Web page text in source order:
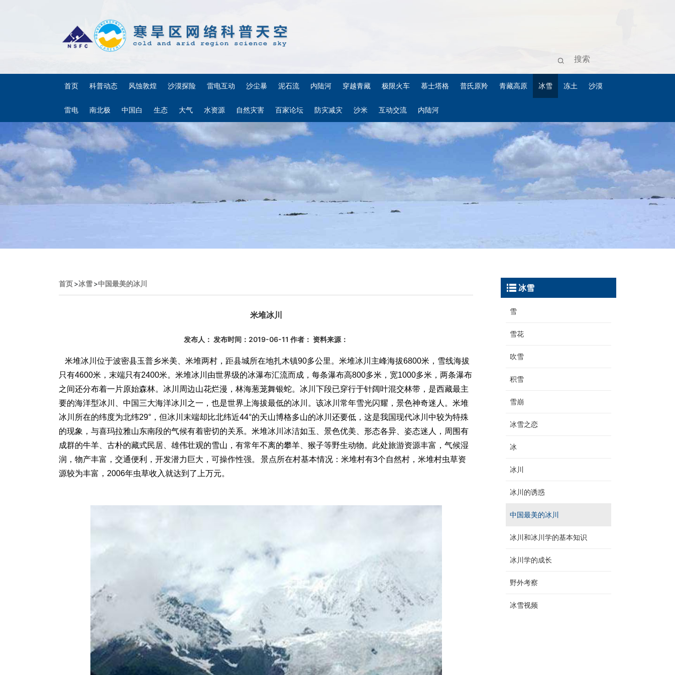
首页 科普动态 风蚀敦煌 沙漠探险 雷电互动 沙尘暴 泥石流 内陆河 穿越青藏 极限火车 慕士塔格 普氏原羚 青藏高原 冰雪 冻土 沙漠
雷电 南北极 中国白 生态 大气 水资源 自然灾害 百家论坛 防灾减灾 沙米 互动交流 内陆河
首页>冰雪>中国最美的冰川
米堆冰川
发布人： 发布时间：2019-06-11 作者： 资料来源：
米堆冰川位于波密县玉普乡米美、米堆两村，距县城所在地扎木镇90多公里。米堆冰川主峰海拔6800米，雪线海拔
只有4600米，末端只有2400米。米堆冰川由世界级的冰瀑布汇流而成，每条瀑布高800多米，宽1000多米，两条瀑布
之间还分布着一片原始森林。冰川周边山花烂漫，林海葱茏舞银蛇。冰川下段已穿行于针阔叶混交林带，是西藏最主
要的海洋型冰川、中国三大海洋冰川之一，也是世界上海拔最低的冰川。该冰川常年雪光闪耀，景色神奇迷人。米堆
冰川所在的纬度为北纬29°，但冰川末端却比北纬近44°的天山博格多山的冰川还要低，这是我国现代冰川中较为特殊
的现象，与喜玛拉雅山东南段的气候有着密切的关系。米堆冰川冰洁如玉、景色优美、形态各异、姿态迷人，周围有
成群的牛羊、古朴的藏式民居、雄伟壮观的雪山，有常年不离的攀羊、猴子等野生动物。此处旅游资源丰富，气候湿
润，物产丰富，交通便利，开发潜力巨大，可操作性强。 景点所在村基本情况：米堆村有3个自然村，米堆村虫草资
源较为丰富，2006年虫草收入就达到了上万元。
冰雪
雪
雪花
吹雪
积雪
雪崩
冰雪之恋
冰
冰川
冰川的诱惑
中国最美的冰川
冰川和冰川学的基本知识
冰川学的成长
野外考察
冰雪视频